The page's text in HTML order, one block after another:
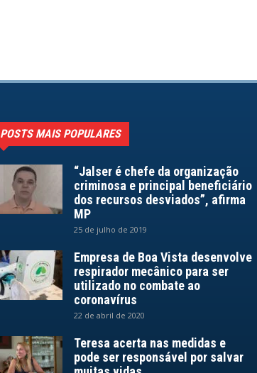
POSTS MAIS POPULARES
“Jalser é chefe da organização
criminosa e principal beneficiário
dos recursos desviados”, afirma
MP
25 de julho de 2019
Empresa de Boa Vista desenvolve
respirador mecânico para ser
utilizado no combate ao
coronavírus
22 de abril de 2020
Teresa acerta nas medidas e
pode ser responsável por salvar